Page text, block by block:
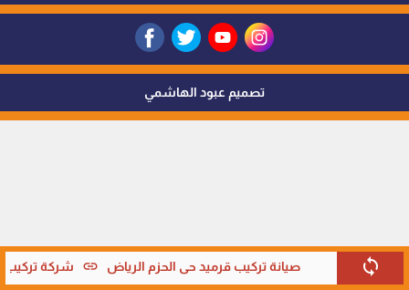
sync صيانة تركيب قرميد حي الحزم الرياض link شركة تركيب
تصميم عبود الهاشمي